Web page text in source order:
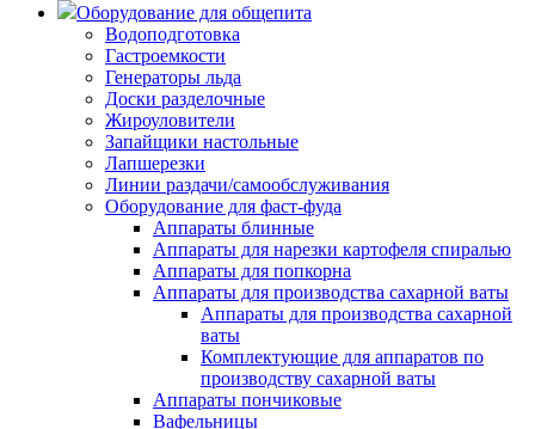
Оборудование для общепита
Водоподготовка
Гастроемкости
Генераторы льда
Доски разделочные
Жироуловители
Запайщики настольные
Лапшерезки
Линии раздачи/самообслуживания
Оборудование для фаст-фуда
Аппараты блинные
Аппараты для нарезки картофеля спиралью
Аппараты для попкорна
Аппараты для производства сахарной ваты
Аппараты для производства сахарной
ваты
Комплектующие для аппаратов по
производству сахарной ваты
Аппараты пончиковые
Вафельницы